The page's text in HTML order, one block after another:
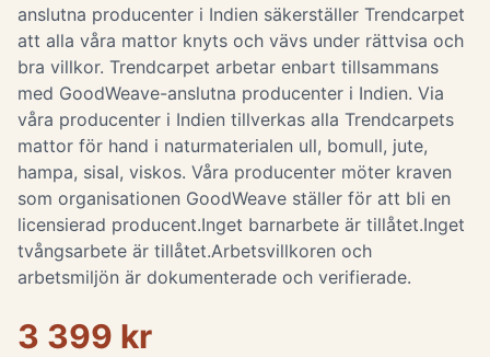
anslutna producenter i Indien säkerställer Trendcarpet
att alla våra mattor knyts och vävs under rättvisa och
bra villkor. Trendcarpet arbetar enbart tillsammans
med GoodWeave-anslutna producenter i Indien. Via
våra producenter i Indien tillverkas alla Trendcarpets
mattor för hand i naturmaterialen ull, bomull, jute,
hampa, sisal, viskos. Våra producenter möter kraven
som organisationen GoodWeave ställer för att bli en
licensierad producent.Inget barnarbete är tillåtet.Inget
tvångsarbete är tillåtet.Arbetsvillkoren och
arbetsmiljön är dokumenterade och verifierade.
3 399 kr